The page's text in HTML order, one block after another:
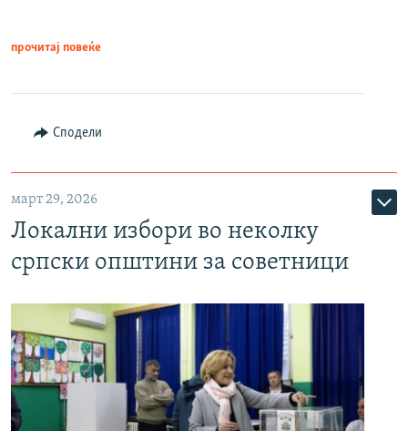
прочитај повеќе
Сподели
март 29, 2026
Локални избори во неколку
српски општини за советници